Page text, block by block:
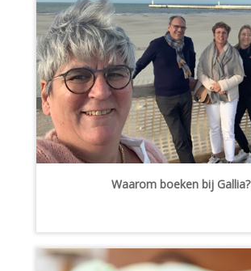
Waarom boeken bij Gallia?